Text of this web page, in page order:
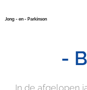
Jong - en - Parkinson
-
In de afgelopen